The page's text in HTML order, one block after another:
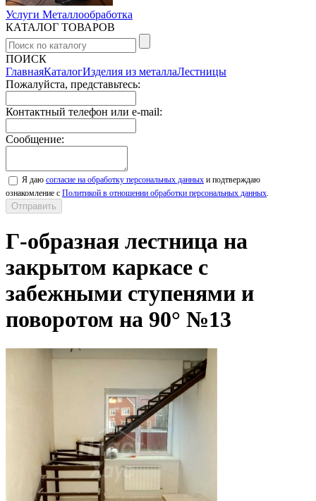
Услуги Металлообработка
КАТАЛОГ ТОВАРОВ
ПОИСК
ГлавнаяКаталогИзделия из металлаЛестницы
Пожалуйста, представьтесь:
Контактный телефон или e-mail:
Сообщение:
Я даю согласие на обработку персональных данных и подтверждаю
ознакомление с Политикой в отношении обработки персональных данных.
Г-образная лестница на
закрытом каркасе с
забежными ступенями и
поворотом на 90° №13